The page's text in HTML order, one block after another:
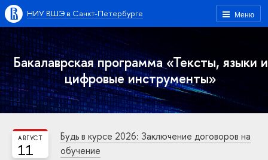
Меню
НИУ ВШЭ в Санкт-Петербурге
Бакалаврская программа «Тексты, языки и
цифровые инструменты»
11
АВГУСТ
Будь в курсе 2026: Заключение договоров на
обучение